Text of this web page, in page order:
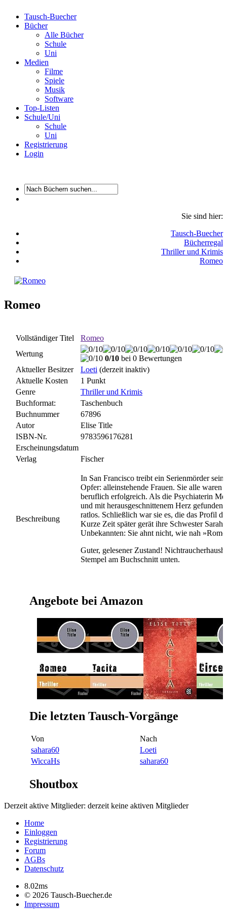
Tausch-Buecher
Bücher
Alle Bücher
Schule
Uni
Medien
Filme
Spiele
Musik
Software
Top-Listen
Schule/Uni
Schule
Uni
Registrierung
Login
Sie sind hier:
Tausch-Buecher
Bücherregal
Thriller und Krimis
Romeo
Romeo
Vollständiger Titel
Romeo
Wertung
0/10 bei 0 Bewertungen
Aktueller Besitzer
Loeti (derzeit inaktiv)
Aktuelle Kosten
1 Punkt
Genre
Thriller und Krimis
Buchformat:
Taschenbuch
Buchnummer
67896
Autor
Elise Title
ISBN-Nr.
9783596176281
Erscheinungsdatum
Verlag
Fischer
Beschreibung
In San Francisco treibt ein Serienmörder sein
Opfer: alleinstehende Frauen. Sie alle waren
beruflich erfolgreich. Als die Psychiaterin
und mit herausgeschnittenem Herz
ratlos. Schließlich war sie es, die das Profil
Kurze Zeit später gerät ihre Schwester Sarah
Unbekannten: Sie ahnt nicht, wie nah
Guter, gelesener Zustand!
Stempel am Buchschnitt unten.
Angebote bei Amazon
Die letzten Tausch-Vorgänge
Von
Nach
sahara60
Loeti
WiccaHs
sahara60
Shoutbox
Derzeit aktive Mitglieder: derzeit keine aktiven Mitglieder
Home
Einloggen
Registrierung
Forum
AGBs
Datenschutz
8.02ms
© 2026 Tausch-Buecher.de
Impressum